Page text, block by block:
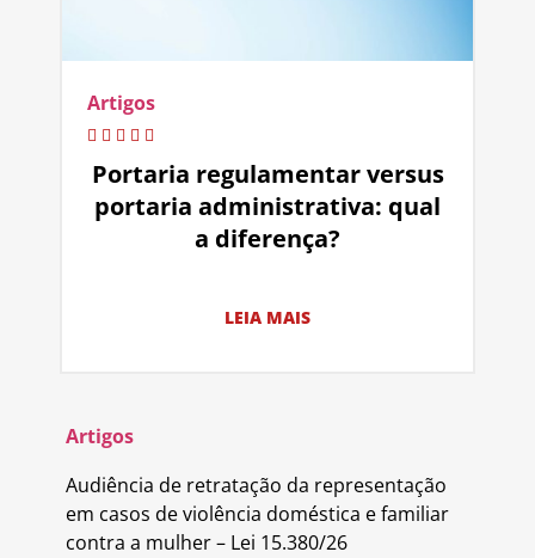
Artigos
Portaria regulamentar versus
portaria administrativa: qual
a diferença?
LEIA MAIS
Artigos
Audiência de retratação da representação
em casos de violência doméstica e familiar
contra a mulher – Lei 15.380/26